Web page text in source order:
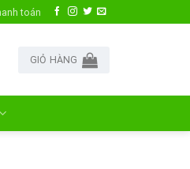
toán
GIỎ HÀNG